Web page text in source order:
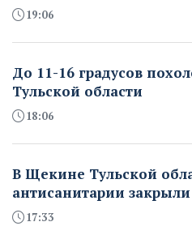
19:06
До 11-16 градусов
Тульской области
18:06
В Щекине Тульской
антисанитарии
17:33